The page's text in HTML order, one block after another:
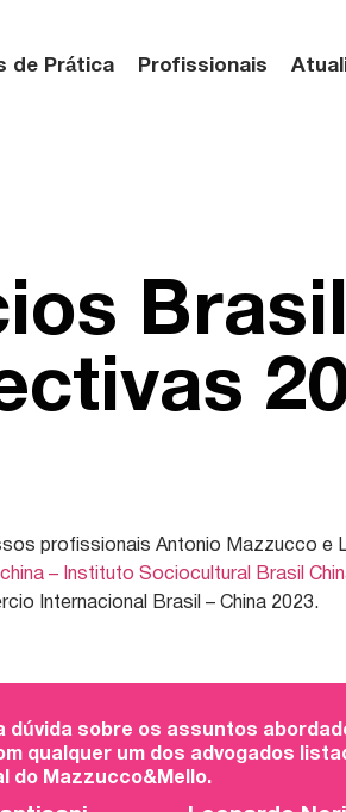
de Prática Profissionais
profissionais Antonio Mazzucco e
– Instituto Sociocultural Brasil
Internacional Brasil – China 2023.
dúvida sobre os assuntos
qualquer um dos advogados
do Mazzucco&Mello.